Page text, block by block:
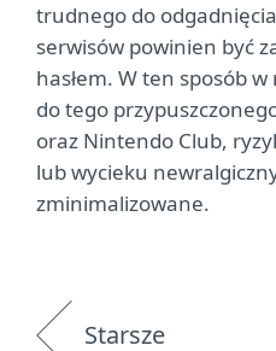
trudnego do
serwisów powinien być
hasłem. W ten sposób
do tego
oraz Nintendo Club,
lub wycieku
zminimalizowane.
Starsze